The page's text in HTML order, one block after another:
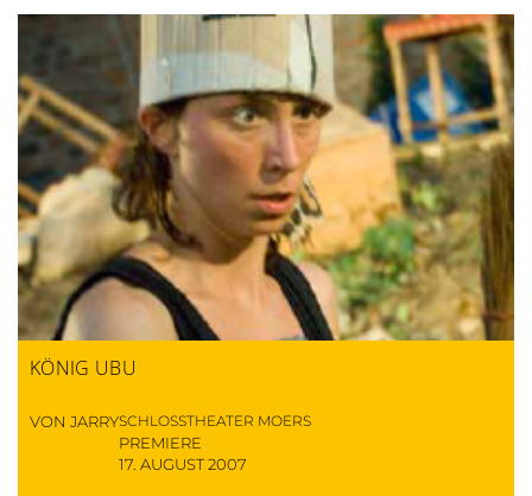
KÖNIG UBU
VON JARRYSCHLOSSTHEATER MOERS
PREMIERE
17. AUGUST 2007